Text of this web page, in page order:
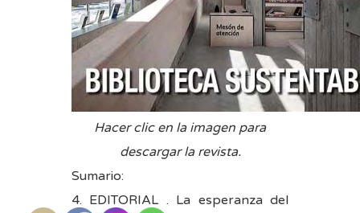
Hacer clic en la imagen para
descargar la revista.
Sumario:
4. EDITORIAL . La esperanza del